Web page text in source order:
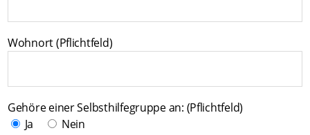
Wohnort (Pflichtfeld)
Gehöre einer Selbsthilfegruppe an: (Pflichtfeld)
Ja
Nein